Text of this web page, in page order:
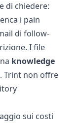
di chiedere:
i pain
di follow-
I file
knowledge
Trint non offre
sui costi